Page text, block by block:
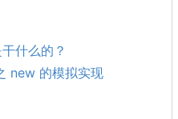
什么的？
new 的模拟实现